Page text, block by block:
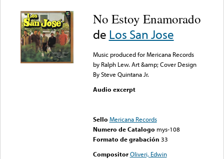
No Estoy Enamorado
de Los San Jose
Music produced for Mericana Records
by Ralph Lew. Art &amp; Cover Design
By Steve Quintana Jr.
Audio excerpt
Sello Mericana Records
Numero de Catalogo mys-108
Formato de grabación 33
Compositor Oliveri, Edwin